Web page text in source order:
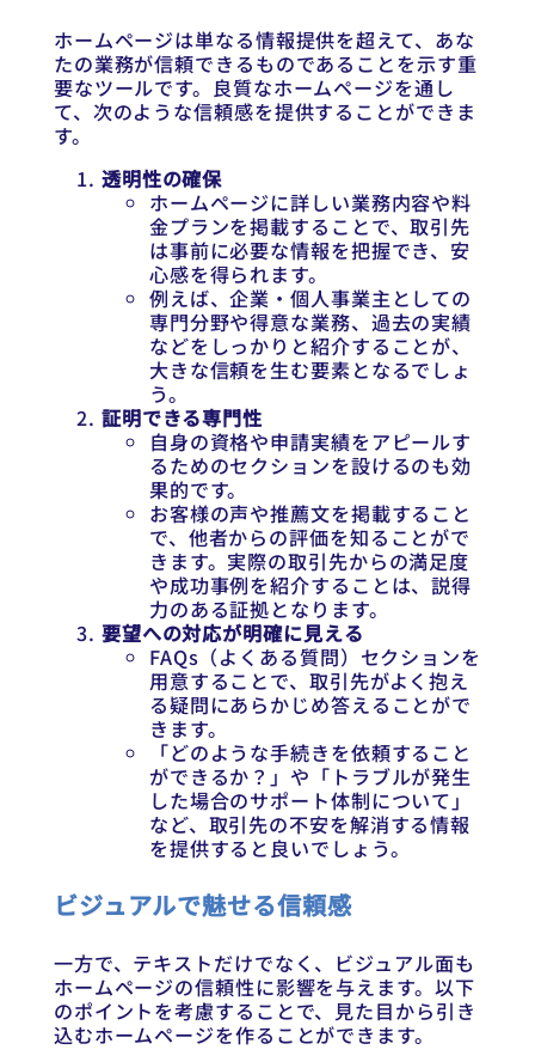
ホームページは単なる情報提供を超えて、あな
たの業務が信頼できるものであることを示す重
要なツールです。良質なホームページを通し
て、次のような信頼感を提供することができま
す。
透明性の確保
ホームページに詳しい業務内容や料
金プランを掲載することで、取引先
は事前に必要な情報を把握でき、安
心感を得られます。
例えば、企業・個人事業主としての
専門分野や得意な業務、過去の実績
などをしっかりと紹介することが、
大きな信頼を生む要素となるでしょ
う。
証明できる専門性
自身の資格や申請実績をアピールす
るためのセクションを設けるのも効
果的です。
お客様の声や推薦文を掲載すること
で、他者からの評価を知ることがで
きます。実際の取引先からの満足度
や成功事例を紹介することは、説得
力のある証拠となります。
要望への対応が明確に見える
FAQs（よくある質問）セクションを
用意することで、取引先がよく抱え
る疑問にあらかじめ答えることがで
きます。
「どのような手続きを依頼すること
ができるか？」や「トラブルが発生
した場合のサポート体制について」
など、取引先の不安を解消する情報
を提供すると良いでしょう。
ビジュアルで魅せる信頼感
一方で、テキストだけでなく、ビジュアル面も
ホームページの信頼性に影響を与えます。以下
のポイントを考慮することで、見た目から引き
込むホームページを作ることができます。